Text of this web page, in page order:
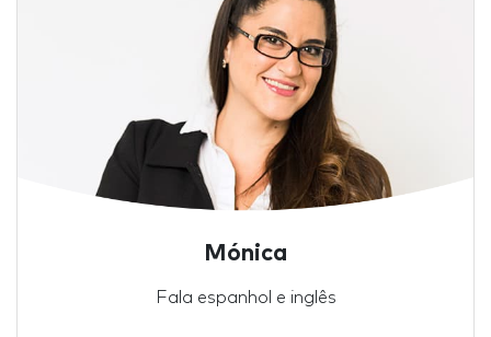
Mónica
Fala espanhol e inglês